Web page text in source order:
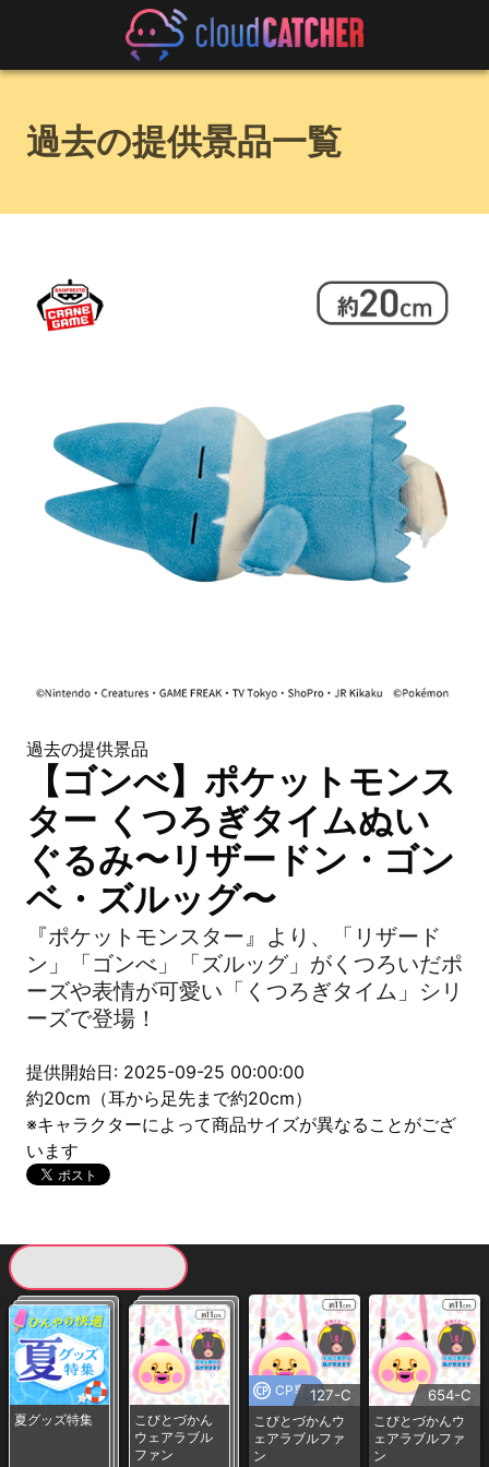
過去の提供景品一覧
過去の提供景品
【ゴンべ】ポケットモンス
ター くつろぎタイムぬい
ぐるみ〜リザードン・ゴン
ベ・ズルッグ〜
『ポケットモンスター』より、「リザード
ン」「ゴンべ」「ズルッグ」がくつろいだポ
ーズや表情が可愛い「くつろぎタイム」シリ
ーズで登場！
提供開始日: 2025-09-25 00:00:00
約20cm（耳から足先まで約20cm）
※キャラクターによって商品サイズが異なることがござ
います
夏グッズ特集
こびとづかん
ウェアラブル
ファン
CP専用127-C
こびとづかんウ
ェアラブルファ
ン
654-C
こびとづかんウ
ェアラブルファ
ン